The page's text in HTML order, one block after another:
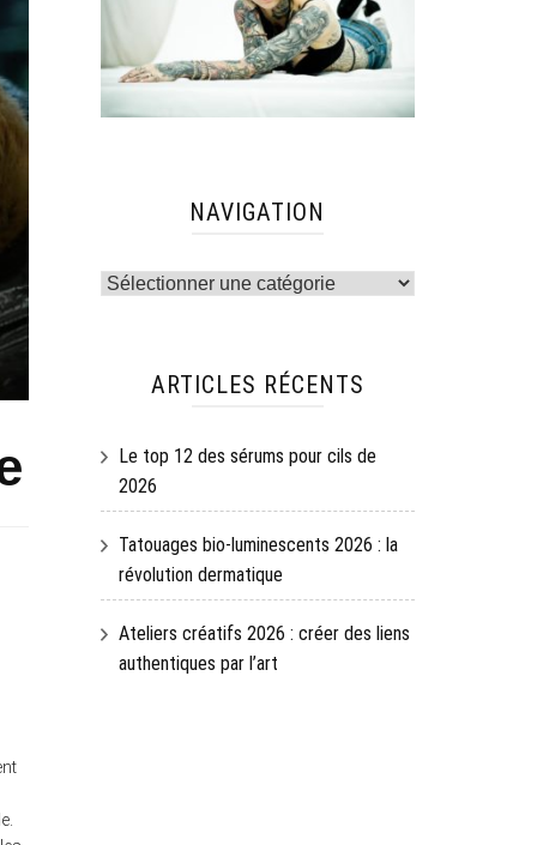
NAVIGATION
Navigation
ARTICLES RÉCENTS
Le top 12 des sérums pour cils de
2026
Tatouages bio-luminescents 2026 : la
révolution dermatique
Ateliers créatifs 2026 : créer des liens
authentiques par l’art